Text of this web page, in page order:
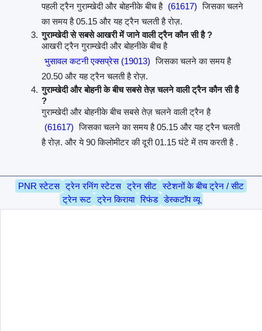
पहली ट्रैन गुराम्खेदी और बोहनीके बीच है (61617) जिसका चलने
का समय है 05.15 और यह ट्रैन चलती है रोज़.
गुराम्खेदी से सबसे आखरी में जाने वाली ट्रैन कौन सी है ?
आखरी ट्रैन गुराम्खेदी और बोहनीके बीच है
भुसावल कटनी एक्सप्रेस (19013) जिसका चलने का समय है
20.50 और यह ट्रैन चलती है रोज़.
गुराम्खेदी और बोहनी के बीच सबसे तेज़ चलने वाली ट्रैन कौन सी है
?
गुराम्खेदी और बोहनीके बीच सबसे तेज़ चलने वाली ट्रैन है
(61617) जिसका चलने का समय है 05.15 और यह ट्रैन चलती
है रोज़. और ये 90 किलोमीटर की दूरी 01.15 घंटे में तय करती है .
PNR स्टेटस ट्रेन रनिंग स्टेटस ट्रेन सीट स्टेशनों के बीच ट्रेन / सीट
ट्रेन रूट ट्रेन किराया रिफंड डेस्कटॉप व्यू